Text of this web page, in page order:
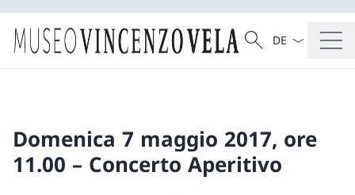
Recherche
Recherche
La langue
Domenica 7 maggio 2017, ore
11.00 – Concerto Aperitivo